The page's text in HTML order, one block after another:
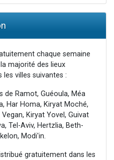
chaque semaine
majorité des lieux
villes suivantes :
de Ramot, Guéoula, Méa
Har Homa, Kiryat Moché,
Kiryat Yovel, Guivat
Tel-Aviv, Hertzlia, Beth-
Modi'in.
gratuitement dans les